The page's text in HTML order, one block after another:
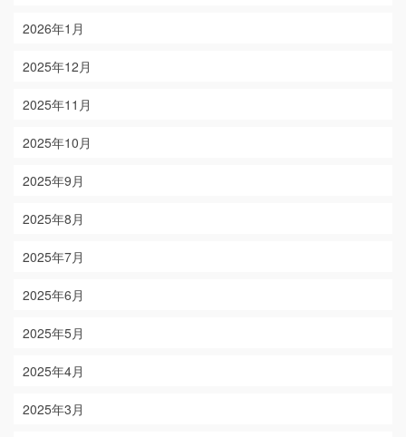
2026年1月
2025年12月
2025年11月
2025年10月
2025年9月
2025年8月
2025年7月
2025年6月
2025年5月
2025年4月
2025年3月